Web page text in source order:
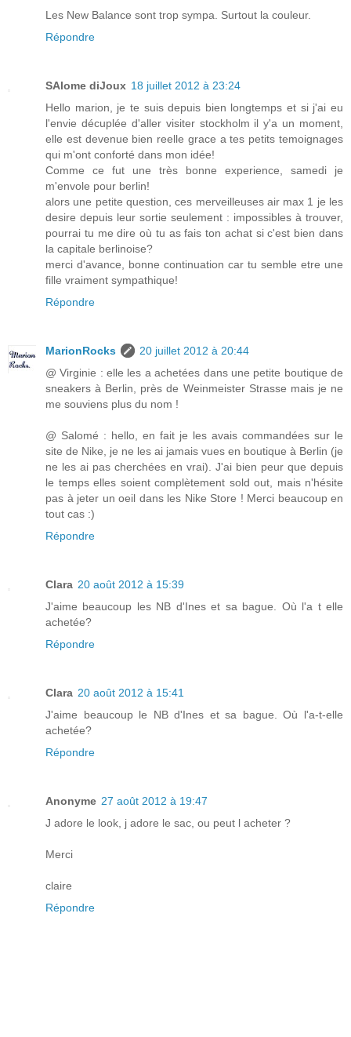
Les New Balance sont trop sympa. Surtout la couleur.
Répondre
SAlome diJoux 18 juillet 2012 à 23:24
Hello marion, je te suis depuis bien longtemps et si j'ai eu
l'envie décuplée d'aller visiter stockholm il y'a un moment,
elle est devenue bien reelle grace a tes petits temoignages
qui m'ont conforté dans mon idée!
Comme ce fut une très bonne experience, samedi je
m'envole pour berlin!
alors une petite question, ces merveilleuses air max 1 je les
desire depuis leur sortie seulement : impossibles à trouver,
pourrai tu me dire où tu as fais ton achat si c'est bien dans
la capitale berlinoise?
merci d'avance, bonne continuation car tu semble etre une
fille vraiment sympathique!
Répondre
MarionRocks
20 juillet 2012 à 20:44
@ Virginie : elle les a achetées dans une petite boutique de
sneakers à Berlin, près de Weinmeister Strasse mais je ne
me souviens plus du nom !
@ Salomé : hello, en fait je les avais commandées sur le
site de Nike, je ne les ai jamais vues en boutique à Berlin (je
ne les ai pas cherchées en vrai). J'ai bien peur que depuis
le temps elles soient complètement sold out, mais n'hésite
pas à jeter un oeil dans les Nike Store ! Merci beaucoup en
tout cas :)
Répondre
Clara 20 août 2012 à 15:39
J'aime beaucoup les NB d'Ines et sa bague. Où l'a t elle
achetée?
Répondre
Clara 20 août 2012 à 15:41
J'aime beaucoup le NB d'Ines et sa bague. Où l'a-t-elle
achetée?
Répondre
Anonyme 27 août 2012 à 19:47
J adore le look, j adore le sac, ou peut l acheter ?
Merci
claire
Répondre